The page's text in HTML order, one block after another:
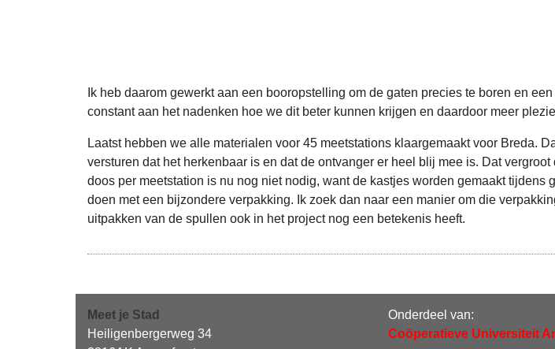
Ik heb daarom gewerkt aan een booropstelling om de gaten precies te boren en
constant aan het nadenken hoe we dit beter kunnen krijgen en daardoor meer
Laatst hebben we alle materialen voor 45 meetstations klaargemaakt voor Breda.
versturen dat het herkenbaar is en dat de ontvanger er heel blij mee is. Dat
doos per meetstation is nu nog niet nodig, want de kastjes worden gemaakt
doen met een bijzondere verpakking. Ik zoek dan naar een manier om die
uitpakken van de spullen ook in het project nog een betekenis heeft.
Meet je Stad
Heiligenbergerweg 34
Onderdeel van:
Coöperatieve Universiteit